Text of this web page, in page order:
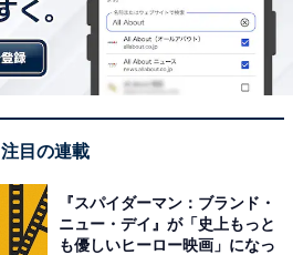
注目の連載
『スパイダーマン：ブランド・
ニュー・デイ』が「史上もっと
も優しいヒーロー映画」になっ